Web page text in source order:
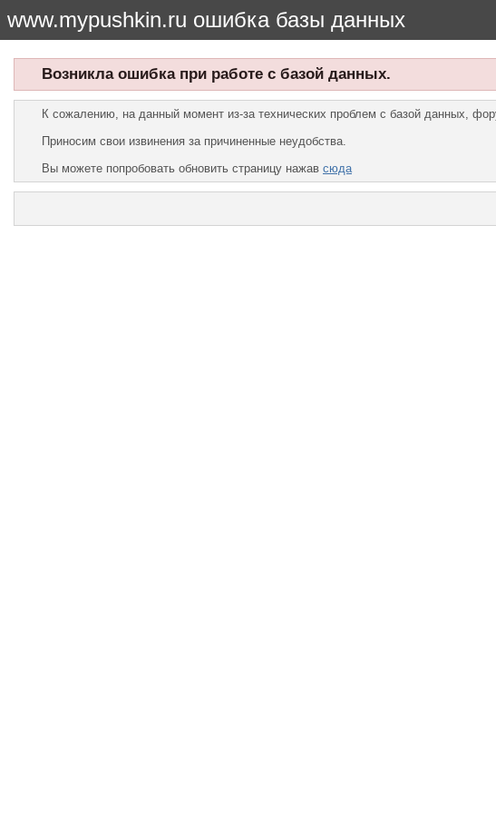
www.mypushkin.ru ошибка базы данных
Возникла ошибка при работе с базой данных.
К сожалению, на данный момент из-за технических проблем с базой данных,
Приносим свои извинения за причиненные неудобства.
Вы можете попробовать обновить страницу нажав сюда